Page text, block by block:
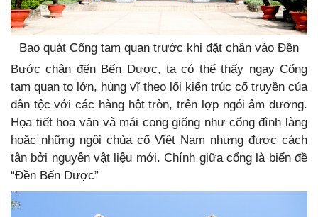
Bao quát Cổng tam quan trước khi đặt chân vào Đền
Bước chân đến Bến Dược, ta có thể thấy ngay Cổng
tam quan to lớn, hùng vĩ theo lối kiến trúc cổ truyền của
dân tộc với các hàng hột tròn, trên lợp ngói âm dương.
Họa tiết hoa văn và mái cong giống như cổng đình làng
hoặc những ngôi chùa cổ Việt Nam nhưng được cách
tân bởi nguyên vật liệu mới. Chính giữa cổng là biển đề
“Đền Bến Dược”